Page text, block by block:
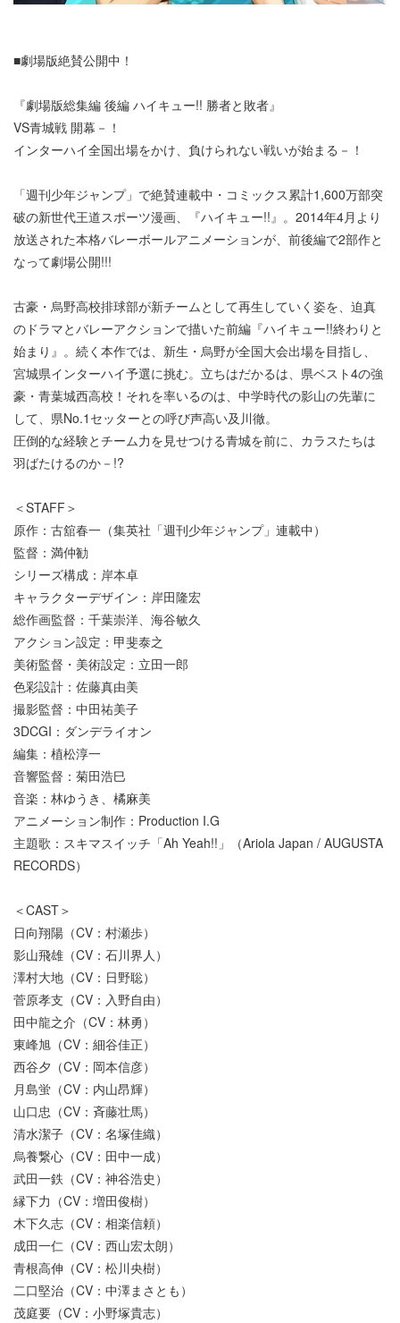
■劇場版絶賛公開中！
『劇場版総集編 後編 ハイキュー!! 勝者と敗者』
VS青城戦 開幕－！
インターハイ全国出場をかけ、負けられない戦いが始まる－！
「週刊少年ジャンプ」で絶賛連載中・コミックス累計1,600万部突
破の新世代王道スポーツ漫画、『ハイキュー!!』。2014年4月より
放送された本格バレーボールアニメーションが、前後編で2部作と
なって劇場公開!!!
古豪・烏野高校排球部が新チームとして再生していく姿を、迫真
のドラマとバレーアクションで描いた前編『ハイキュー!!終わりと
始まり』。続く本作では、新生・烏野が全国大会出場を目指し、
宮城県インターハイ予選に挑む。立ちはだかるは、県ベスト4の強
豪・青葉城西高校！それを率いるのは、中学時代の影山の先輩に
して、県No.1セッターとの呼び声高い及川徹。
圧倒的な経験とチーム力を見せつける青城を前に、カラスたちは
羽ばたけるのか－!?
＜STAFF＞
原作：古舘春一（集英社「週刊少年ジャンプ」連載中）
監督：満仲勧
シリーズ構成：岸本卓
キャラクターデザイン：岸田隆宏
総作画監督：千葉崇洋、海谷敏久
アクション設定：甲斐泰之
美術監督・美術設定：立田一郎
色彩設計：佐藤真由美
撮影監督：中田祐美子
3DCGI：ダンデライオン
編集：植松淳一
音響監督：菊田浩巳
音楽：林ゆうき、橘麻美
アニメーション制作：Production I.G
主題歌：スキマスイッチ「Ah Yeah!!」（Ariola Japan / AUGUSTA
RECORDS）
＜CAST＞
日向翔陽（CV：村瀬歩）
影山飛雄（CV：石川界人）
澤村大地（CV：日野聡）
菅原孝支（CV：入野自由）
田中龍之介（CV：林勇）
東峰旭（CV：細谷佳正）
西谷夕（CV：岡本信彦）
月島蛍（CV：内山昂輝）
山口忠（CV：斉藤壮馬）
清水潔子（CV：名塚佳織）
烏養繋心（CV：田中一成）
武田一鉄（CV：神谷浩史）
縁下力（CV：増田俊樹）
木下久志（CV：相楽信頼）
成田一仁（CV：西山宏太朗）
青根高伸（CV：松川央樹）
二口堅治（CV：中澤まさとも）
茂庭要（CV：小野塚貴志）